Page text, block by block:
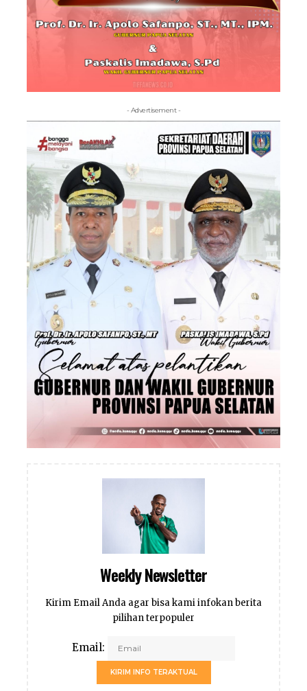
- Advertisement -
Weekly Newsletter
Kirim Email Anda agar bisa kami infokan berita
pilihan terpopuler
Email:
KIRIM INFO TERAKTUAL